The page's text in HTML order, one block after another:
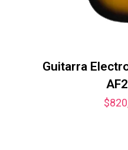
Guitarra
$